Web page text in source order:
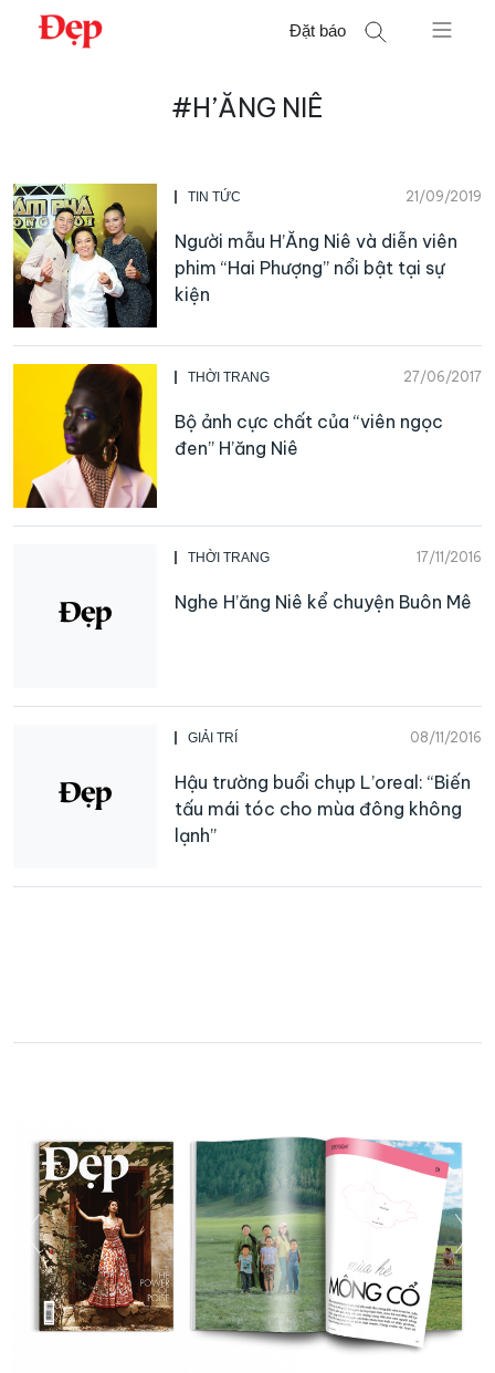
Chuyển
Đặt báo
#H’ĂNG NIÊ
TIN TỨC 21/09/2019
Người mẫu H’Ăng Niê và diễn viên
phim “Hai Phượng” nổi bật tại sự
kiện
THỜI TRANG 27/06/2017
Bộ ảnh cực chất của “viên ngọc
đen” H’ăng Niê
THỜI TRANG 17/11/2016
Nghe H’ăng Niê kể chuyện Buôn Mê
GIẢI TRÍ 08/11/2016
Hậu trường buổi chụp L’oreal: “Biến
tấu mái tóc cho mùa đông không
lạnh”